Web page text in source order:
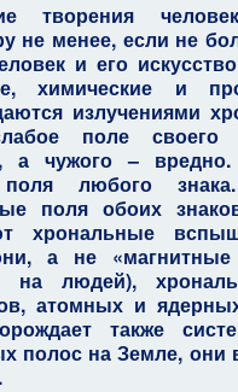
творения
не менее, если не
и его
химические и
излучениями
поле своего
а чужого –
любого
поля обоих
хрональные
а не «магнитные
на людей),
атомных и
также
полос на Земле,